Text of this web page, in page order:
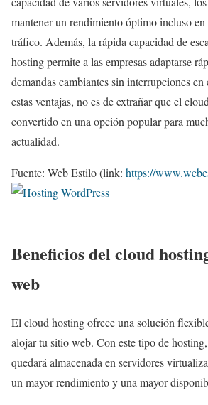
mantener un rendimiento óptimo incluso
tráfico. Además, la rápida capacidad de
hosting permite a las empresas adaptarse
demandas cambiantes sin interrupciones
estas ventajas, no es de extrañar que el
convertido en una opción popular para
actualidad.
Fuente: Web Estilo (link: https://
Beneficios del cloud
web
El cloud hosting ofrece una solución
alojar tu sitio web. Con este tipo de
quedará almacenada en servidores
un mayor rendimiento y una mayor